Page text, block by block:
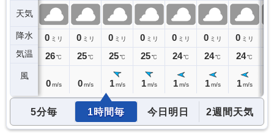
天気
降水
気温
風
0ミリ
26℃
0 ミリ
26℃
0 m/s
0 ミリ
25℃
0 m/s
0 ミリ
25℃
1 m/s
0 ミリ
25℃
1 m/s
0 ミリ
24℃
1 m/s
0 ミリ
24℃
1 m/s
0 ミリ
24℃
1 m/s
5分毎 1時間毎 今日明日 2週間天気